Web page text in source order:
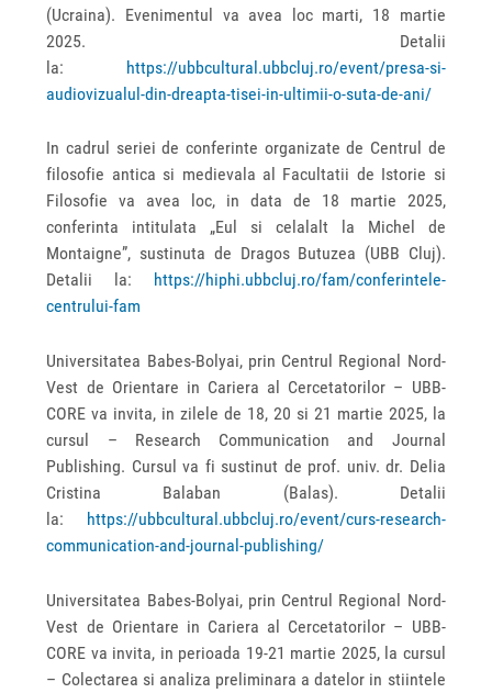
(Ucraina). Evenimentul va avea loc marti, 18 martie
2025. Detalii
la: https://ubbcultural.ubbcluj.ro/event/presa-si-
audiovizualul-din-dreapta-tisei-in-ultimii-o-suta-de-ani/
In cadrul seriei de conferinte organizate de Centrul de
filosofie antica si medievala al Facultatii de Istorie si
Filosofie va avea loc, in data de 18 martie 2025,
conferinta intitulata „Eul si celalalt la Michel de
Montaigne”, sustinuta de Dragos Butuzea (UBB Cluj).
Detalii la:
https://hiphi.ubbcluj.ro/fam/conferintele-
centrului-fam
Universitatea Babes-Bolyai, prin Centrul Regional Nord-
Vest de Orientare in Cariera al Cercetatorilor – UBB-
CORE va invita, in zilele de 18, 20 si 21 martie 2025, la
cursul – Research Communication and Journal
Publishing. Cursul va fi sustinut de prof. univ. dr. Delia
Cristina Balaban (Balas). Detalii
la: https://ubbcultural.ubbcluj.ro/event/curs-research-
communication-and-journal-publishing/
Universitatea Babes-Bolyai, prin Centrul Regional Nord-
Vest de Orientare in Cariera al Cercetatorilor – UBB-
CORE va invita, in perioada 19-21 martie 2025, la cursul
– Colectarea si analiza preliminara a datelor in stiintele